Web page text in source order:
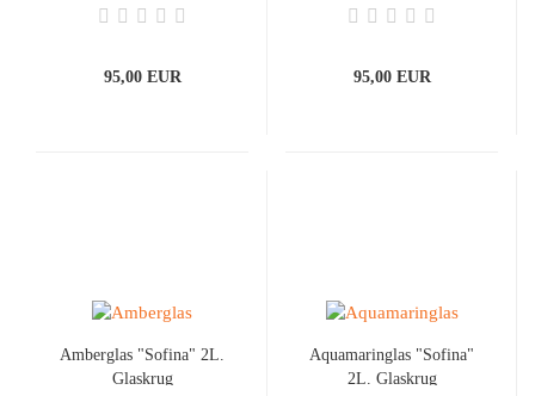
95,00 EUR 95,00 EUR
Amberglas "Sofina" 2L.
Glaskrug
Aquamaringlas "Sofina"
2L. Glaskrug